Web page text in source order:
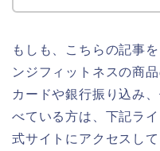
もしも、こちらの記事
ンジフィットネスの商
カードや銀行振り込み
べている方は、下記ラ
式サイトにアクセスし